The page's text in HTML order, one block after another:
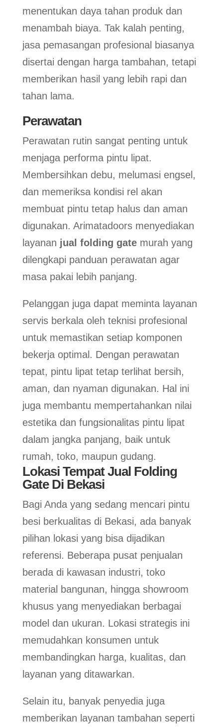
menentukan daya tahan produk dan
menambah biaya. Tak kalah penting,
jasa pemasangan profesional biasanya
disertai dengan harga tambahan, tetapi
memberikan hasil yang lebih rapi dan
tahan lama.
Perawatan
Perawatan rutin sangat penting untuk
menjaga performa pintu lipat.
Membersihkan debu, melumasi engsel,
dan memeriksa kondisi rel akan
membuat pintu tetap halus dan aman
digunakan. Arimatadoors menyediakan
layanan jual folding gatemurah yang
dilengkapi panduan perawatan agar
masa pakai lebih panjang.
Pelanggan juga dapat meminta layanan
servis berkala oleh teknisi profesional
untuk memastikan setiap komponen
bekerja optimal. Dengan perawatan
tepat, pintu lipat tetap terlihat bersih,
aman, dan nyaman digunakan. Hal ini
juga membantu mempertahankan nilai
estetika dan fungsionalitas pintu lipat
dalam jangka panjang, baik untuk
rumah, toko, maupun gudang.
Lokasi Tempat Jual Folding
Gate Di Bekasi
Bagi Anda yang sedang mencari pintu
besi berkualitas di Bekasi, ada banyak
pilihan lokasi yang bisa dijadikan
referensi. Beberapa pusat penjualan
berada di kawasan industri, toko
material bangunan, hingga showroom
khusus yang menyediakan berbagai
model dan ukuran. Lokasi strategis ini
memudahkan konsumen untuk
membandingkan harga, kualitas, dan
layanan yang ditawarkan.
Selain itu, banyak penyedia juga
memberikan layanan tambahan seperti